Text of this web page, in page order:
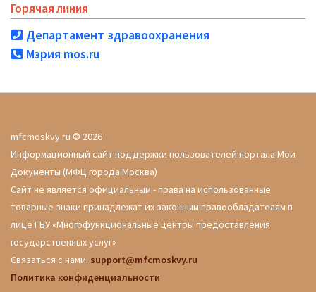
Горячая линия
Департамент здравоохранения
Мэрия mos.ru
mfcmoskvy.ru © 2026
Информационный сайт поддержки пользователей портала Мои
Документы (МФЦ города Москва)
Сайт не является официальным - права на использованные
товарные знаки принадлежат их законным правообладателям в
лице ГБУ «Многофункциональные центры предоставления
государственных услуг»
Связаться с нами: support@mfcmoskvy.ru
Политика конфиденциальности